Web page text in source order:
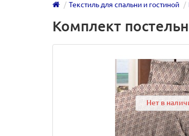
Текстиль для спальни и гостиной
Комплект
Нет в